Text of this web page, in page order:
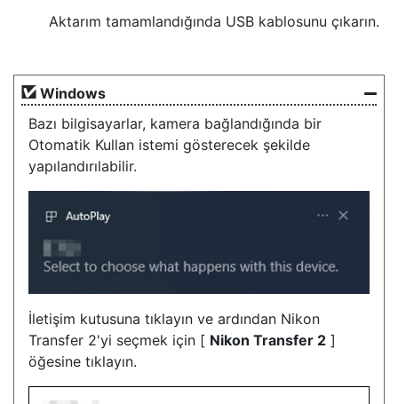
Aktarım tamamlandığında USB kablosunu çıkarın.
Windows
Bazı bilgisayarlar, kamera bağlandığında bir
Otomatik Kullan istemi gösterecek şekilde
yapılandırılabilir.
İletişim kutusuna tıklayın ve ardından Nikon
Transfer 2'yi seçmek için [ Nikon Transfer 2 ]
öğesine tıklayın.